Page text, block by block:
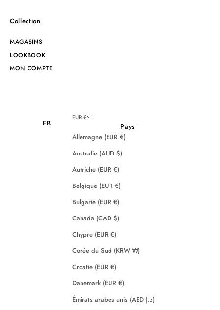
Collection
MAGASINS
LOOKBOOK
MON COMPTE
FR
EUR €
Pays
Allemagne (EUR €)
Australie (AUD $)
Autriche (EUR €)
Belgique (EUR €)
Bulgarie (EUR €)
Canada (CAD $)
Chypre (EUR €)
Corée du Sud (KRW ₩)
Croatie (EUR €)
Danemark (EUR €)
Émirats arabes unis (AED د.إ)